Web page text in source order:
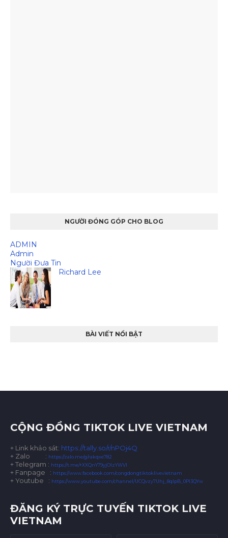
NGƯỜI ĐÓNG GÓP CHO BLOG
ADMIN
Admin
Người Đưa Tin
Richard Lee
BÀI VIẾT NỔI BẬT
CỘNG ĐỒNG TIKTOK LIVE VIETNAM
+ Link khảo sát: https://tally.so/r/nPOj4Q
+ Zalo
: https://zalo.me/g/rakqxe782
+ Telegram : https://t.me/+XXQnY79yjOIzYWVl
+ Fanpage : https://www.facebook.com/congdongtiktoklivevietnam
+ Youtube : https://www.youtube.com/channel/UCQvzy7Uhj_8qlpB_0Pl3QYw
ĐĂNG KÝ TRỰC TUYẾN TIKTOK LIVE
VIETNAM